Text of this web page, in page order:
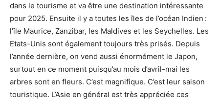
dans le tourisme et va être une destination intéressante
pour 2025. Ensuite il y a toutes les îles de l’océan Indien :
l’île Maurice, Zanzibar, les Maldives et les Seychelles. Les
Etats-Unis sont également toujours très prisés. Depuis
l’année dernière, on vend aussi énormément le Japon,
surtout en ce moment puisqu’au mois d’avril-mai les
arbres sont en fleurs. C’est magnifique. C’est leur saison
touristique. L’Asie en général est très appréciée ces